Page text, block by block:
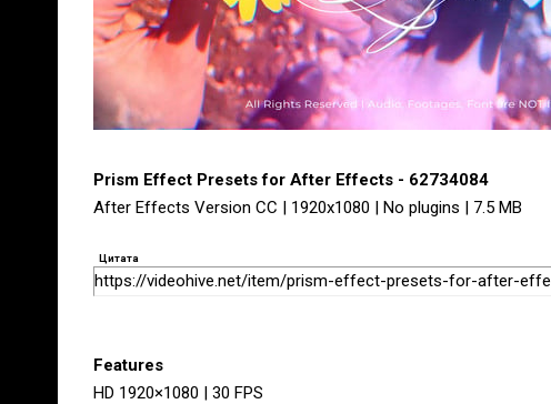
Prism Effect Presets for After Effects - 62734084
After Effects Version CC | 1920x1080 | No plugins | 7.5 MB
Цитата
https://videohive.net/item/prism-effect-presets-for-after-
Features
HD 1920×1080 | 30 FPS